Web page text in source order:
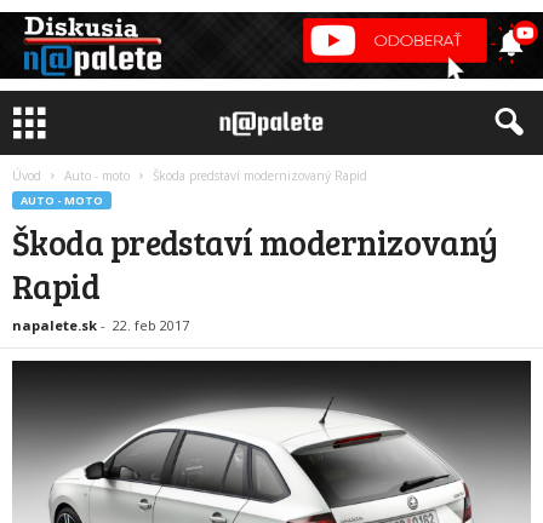
Úvod Auto - moto Škoda predstaví modernizovaný Rapid
AUTO - MOTO
Škoda predstaví modernizovaný
Rapid
napalete.sk - 22. feb 2017